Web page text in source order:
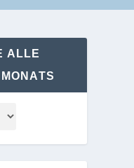
ALLE